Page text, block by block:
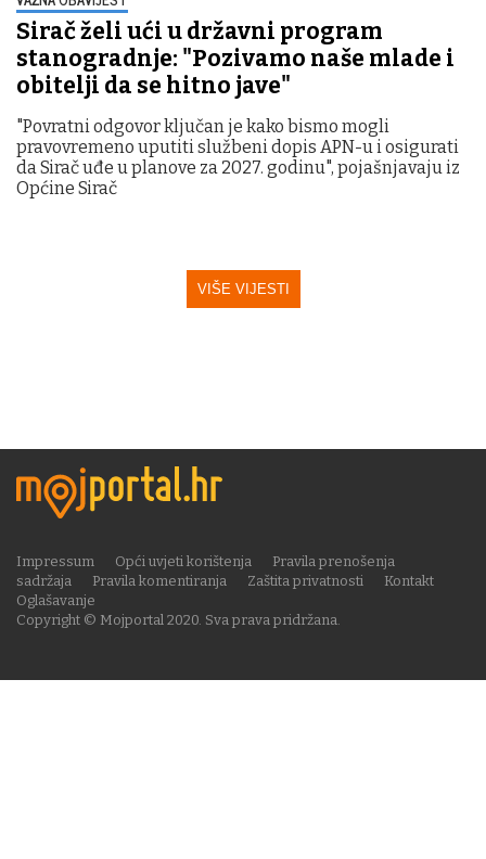
Sirač želi ući u državni program
stanogradnje: "Pozivamo naše mlade i
obitelji da se hitno jave"
"Povratni odgovor ključan je kako bismo mogli
pravovremeno uputiti službeni dopis APN-u i osigurati
da Sirač uđe u planove za 2027. godinu", pojašnjavaju iz
Općine Sirač
VIŠE VIJESTI
Copyright © Mojportal 2020. Sva prava pridržana.
Impressum Opći uvjeti korištenja
Pravila prenošenja
sadržaja
Pravila komentiranja Zaštita privatnosti
Kontakt
Oglašavanje